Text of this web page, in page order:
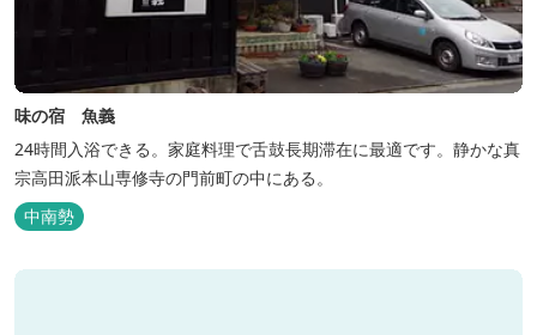
味の宿 魚義
24時間入浴できる。家庭料理で舌鼓長期滞在に最適です。静かな真
宗高田派本山専修寺の門前町の中にある。
中南勢